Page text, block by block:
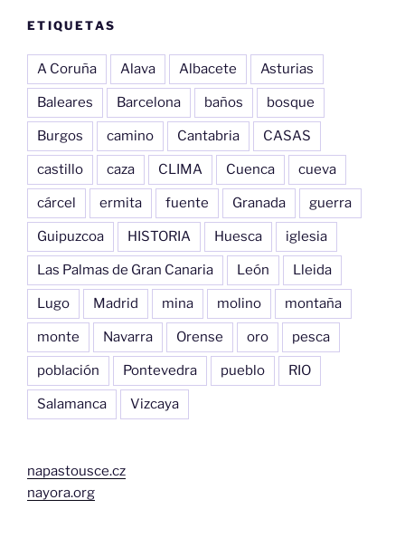
ETIQUETAS
A Coruña Alava Albacete Asturias
Baleares Barcelona baños bosque
Burgos camino Cantabria CASAS
castillo caza CLIMA Cuenca cueva
cárcel ermita fuente Granada guerra
Guipuzcoa HISTORIA Huesca iglesia
Las Palmas de Gran Canaria León Lleida
Lugo Madrid mina molino montaña
monte Navarra Orense oro pesca
población Pontevedra pueblo RIO
Salamanca Vizcaya
napastousce.cz
nayora.org